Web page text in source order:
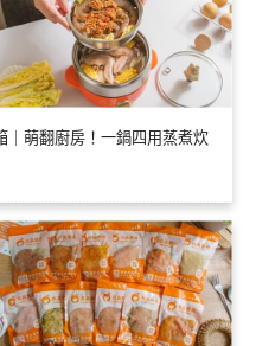
｜萌翻廚房！一鍋四用蒸煮炊